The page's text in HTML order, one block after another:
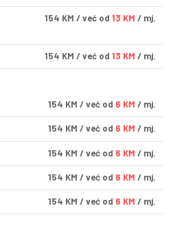
154 KM / već od 13 KM / mj.
154 KM / već od 13 KM / mj.
154 KM / već od 6 KM / mj.
154 KM / već od 6 KM / mj.
154 KM / već od 6 KM / mj.
154 KM / već od 6 KM / mj.
154 KM / već od 6 KM / mj.